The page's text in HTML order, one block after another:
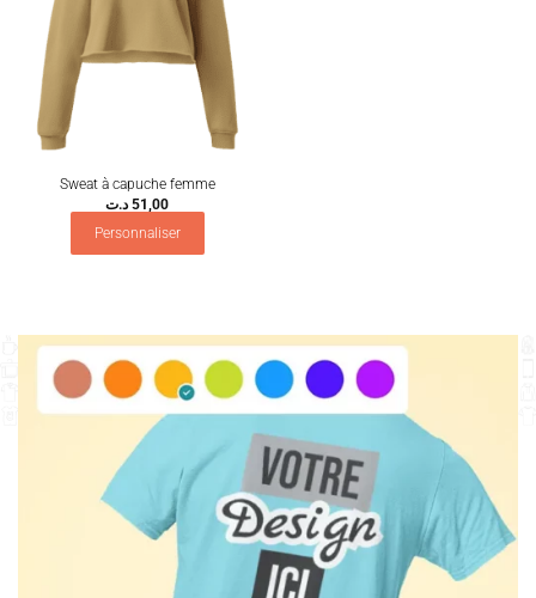
Sweat à capuche femme
51,00 د.ت
Personnaliser